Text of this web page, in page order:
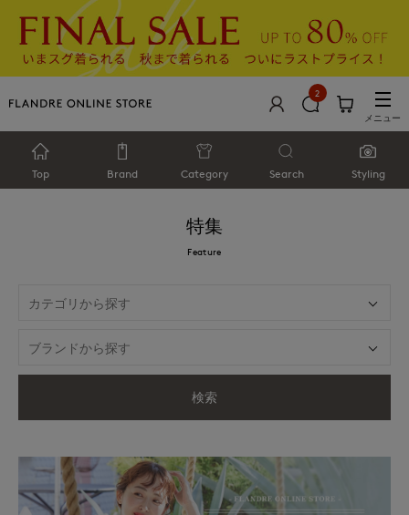
2
メニュー
Top Brand Category Search Styling
特集
Feature
検索